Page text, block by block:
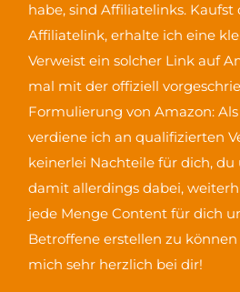
habe, sind Affiliatelinks. Kaufst
Affiliatelink, erhalte ich eine
Verweist ein solcher Link auf
mal mit der offiziell
Formulierung von Amazon:
verdiene ich an qualifizierten
keinerlei Nachteile für dich,
damit allerdings dabei,
jede Menge Content für dich
Betroffene erstellen zu
mich sehr herzlich bei dir!